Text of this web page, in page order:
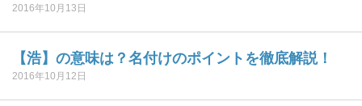
2016年10月13日
【浩】の意味は？名付けのポイントを徹底解説！
2016年10月12日